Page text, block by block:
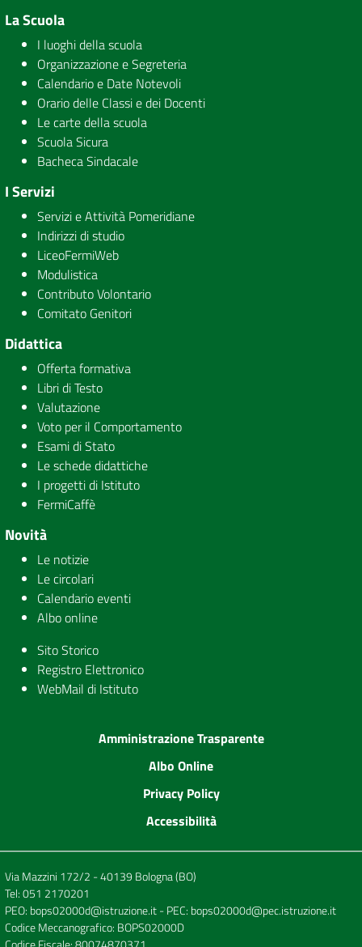
La Scuola
I luoghi della scuola
Organizzazione e Segreteria
Calendario e Date Notevoli
Orario delle Classi e dei Docenti
Le carte della scuola
Scuola Sicura
Bacheca Sindacale
I Servizi
Servizi e Attività Pomeridiane
Indirizzi di studio
LiceoFermiWeb
Modulistica
Contributo Volontario
Comitato Genitori
Didattica
Offerta formativa
Libri di Testo
Valutazione
Voto per il Comportamento
Esami di Stato
Le schede didattiche
I progetti di Istituto
FermiCaffè
Novità
Le notizie
Le circolari
Calendario eventi
Albo online
Sito Storico
Registro Elettronico
WebMail di Istituto
Amministrazione Trasparente
Albo Online
Privacy Policy
Accessibilità
Via Mazzini 172/2 - 40139 Bologna (BO)
Tel:051 2170201
PEO: bops02000d@istruzione.it- PEC: bops02000d@pec.istruzione.it
Codice Meccanografico: BOPS02000D